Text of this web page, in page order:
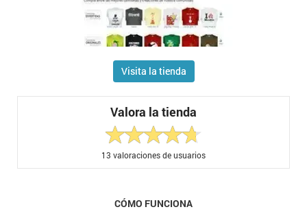
Visita la tienda
Valora la tienda
13 valoraciones de usuarios
CÓMO FUNCIONA